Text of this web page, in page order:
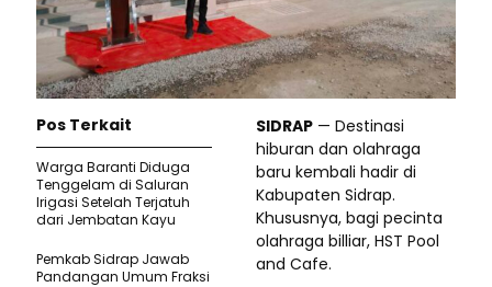
SIDRAP — Destinasi
hiburan dan olahraga
baru kembali hadir di
Kabupaten Sidrap.
Khususnya, bagi pecinta
olahraga billiar, HST Pool
and Cafe.
Pos Terkait
Warga Baranti Diduga
Tenggelam di Saluran
Irigasi Setelah Terjatuh
dari Jembatan Kayu
Pemkab Sidrap Jawab
Pandangan Umum Fraksi